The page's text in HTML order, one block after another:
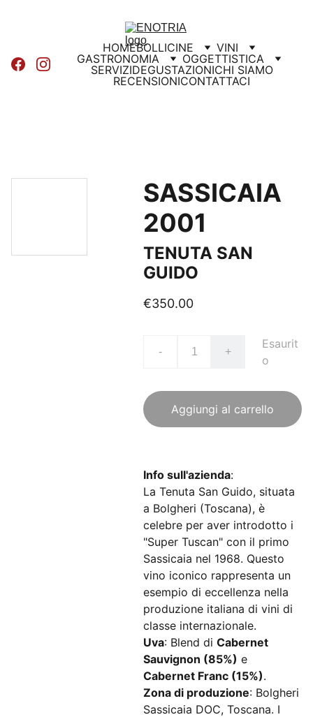
HOMEBOLLICINE
VINI
GASTRONOMIA
OGGETTISTICA
SERVIZIDEGUSTAZIONICHI SIAMO
RECENSIONICONTATTACI
SASSICAIA
2001
TENUTA SAN
GUIDO
€350.00
- +
Esaurit
o
Aggiungi al carrello
Info sull'azienda:
La Tenuta San Guido, situata
a Bolgheri (Toscana), è
celebre per aver introdotto i
"Super Tuscan" con il primo
Sassicaia nel 1968. Questo
vino iconico rappresenta un
esempio di eccellenza nella
produzione italiana di vini di
classe internazionale.
Uva: Blend di Cabernet
Sauvignon (85%) e
Cabernet Franc (15%).
Zona di produzione: Bolgheri
Sassicaia DOC, Toscana. I